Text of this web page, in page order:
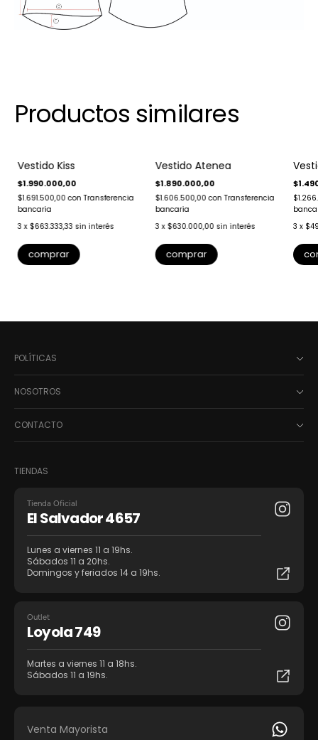
Productos similares
Vestido Kiss
$1.990.000,00
$1.691.500,00con Transferencia
bancaria
3 x $663.333,33 sin interés
comprar
Vestido Atenea
$1.890.000,00
$1.606.500,00con Transferencia
bancaria
3 x $630.000,00 sin interés
comprar
3 x
POLÍTICAS
NOSOTROS
CONTACTO
TIENDAS
Tienda Oficial
El Salvador 4657
Lunes a viernes 11 a 19hs.
Sábados 11 a 20hs.
Domingos y feriados 14 a 19hs.
Outlet
Loyola 749
Martes a viernes 11 a 18hs.
Sábados 11 a 19hs.
Venta Mayorista